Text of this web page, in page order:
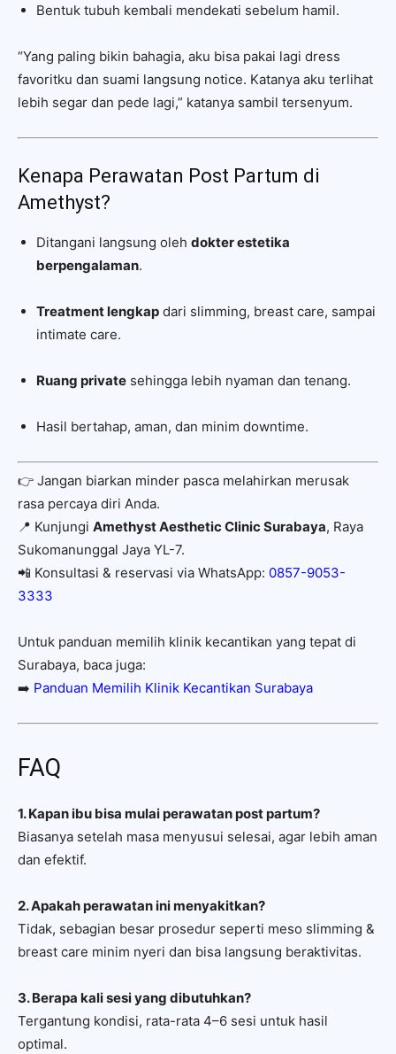
Bentuk tubuh kembali mendekati sebelum hamil.
“Yang paling bikin bahagia, aku bisa pakai lagi dress
favoritku dan suami langsung notice. Katanya aku terlihat
lebih segar dan pede lagi,” katanya sambil tersenyum.
Kenapa Perawatan Post Partum di
Amethyst?
Ditangani langsung oleh dokter estetika
berpengalaman.
Treatment lengkap dari slimming, breast care, sampai
intimate care.
Ruang private sehingga lebih nyaman dan tenang.
Hasil bertahap, aman, dan minim downtime.
👉 Jangan biarkan minder pasca melahirkan merusak
rasa percaya diri Anda.
📍 Kunjungi Amethyst Aesthetic Clinic Surabaya, Raya
Sukomanunggal Jaya YL-7.
📲 Konsultasi & reservasi via WhatsApp: 0857-9053-
3333
Untuk panduan memilih klinik kecantikan yang tepat di
Surabaya, baca juga:
➡️ Panduan Memilih Klinik Kecantikan Surabaya
FAQ
1. Kapan ibu bisa mulai perawatan post partum?
Biasanya setelah masa menyusui selesai, agar lebih aman
dan efektif.
2. Apakah perawatan ini menyakitkan?
Tidak, sebagian besar prosedur seperti meso slimming &
breast care minim nyeri dan bisa langsung beraktivitas.
3. Berapa kali sesi yang dibutuhkan?
Tergantung kondisi, rata-rata 4–6 sesi untuk hasil
optimal.